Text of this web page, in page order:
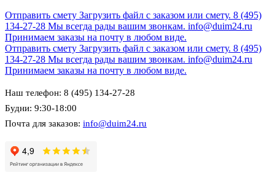
Отправить смету Загрузить файл с заказом или смету. 8 (495)
134-27-28 Мы всегда рады вашим звонкам. info@duim24.ru
Принимаем заказы на почту в любом виде.
Отправить смету Загрузить файл с заказом или смету. 8 (495)
134-27-28 Мы всегда рады вашим звонкам. info@duim24.ru
Принимаем заказы на почту в любом виде.
Наш телефон: 8 (495) 134-27-28
Будни: 9:30-18:00
Почта для заказов: info@duim24.ru